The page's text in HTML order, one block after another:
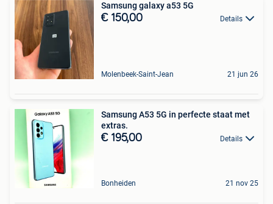
Samsung galaxy a53 5G
€ 150,00 Details
Molenbeek-Saint-Jean 21 jun 26
Samsung A53 5G in perfecte staat met
extras.
€ 195,00 Details
Bonheiden 21 nov 25